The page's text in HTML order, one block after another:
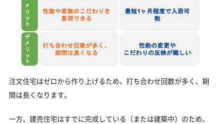
注文住宅はゼロから作り上げるため、打ち合わせ回数が多く、期
間は長くなります。
一方、建売住宅はすでに完成している（または建築中）のため、